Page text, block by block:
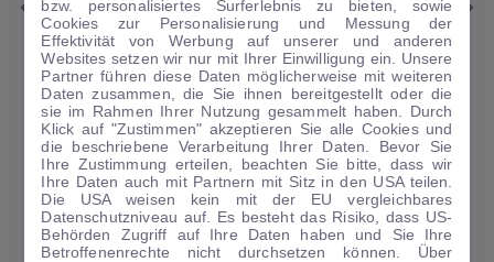
Skoda Octavia
Ambition PHEV
51.093 km· 03/2023·· Hybrid·Automatik
Finanzierung Kaufen
224€/mtl.
Guter Preis
0 € Anzahlung ·60 Monate ·Finanzierungs-Details
bzw. personalisiertes Surferlebnis zu bieten, sowie
Cookies zur Personalisierung und Messung der
Effektivität von Werbung auf unserer und anderen
Websites setzen wir nur mit Ihrer Einwilligung ein. Unsere
Partner führen diese Daten möglicherweise mit weiteren
Daten zusammen, die Sie ihnen bereitgestellt oder die
sie im Rahmen Ihrer Nutzung gesammelt haben. Durch
Klick auf "Zustimmen" akzeptieren Sie alle Cookies und
die beschriebene Verarbeitung Ihrer Daten. Bevor Sie
Ihre Zustimmung erteilen, beachten Sie bitte, dass wir
Ihre Daten auch mit Partnern mit Sitz in den USA teilen.
Die USA weisen kein mit der EU vergleichbares
Datenschutzniveau auf. Es besteht das Risiko, dass US-
Behörden Zugriff auf Ihre Daten haben und Sie Ihre
Betroffenenrechte nicht durchsetzen können. Über